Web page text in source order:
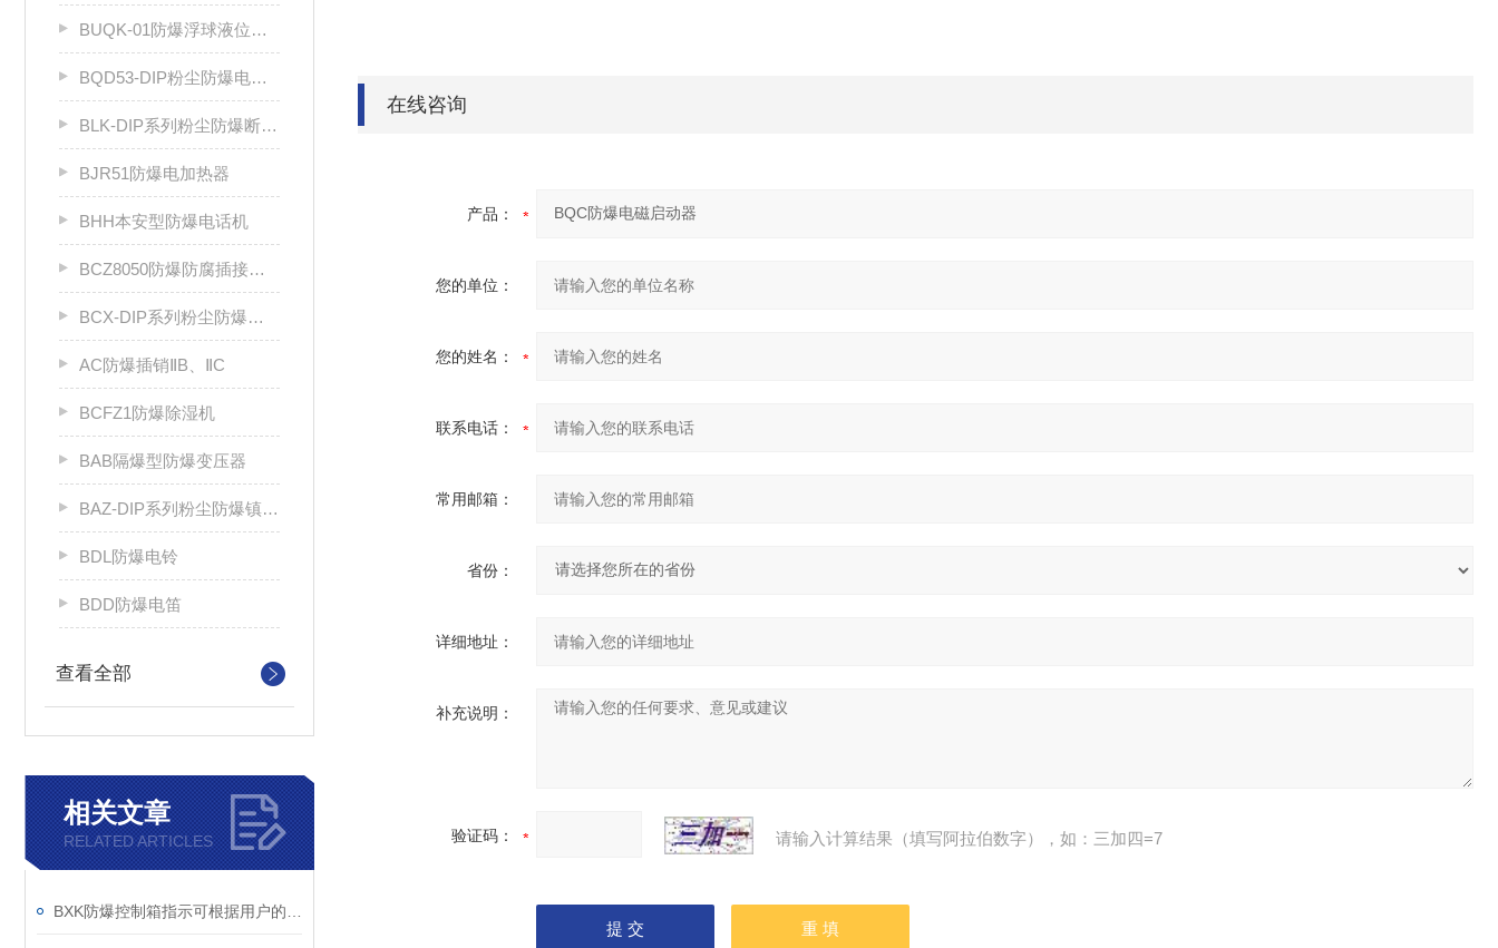
BUQK-01防爆浮球液位控制器
BQD53-DIP粉尘防爆电磁起动器
BLK-DIP系列粉尘防爆断路器
BJR51防爆电加热器
BHH本安型防爆电话机
BCZ8050防爆防腐插接装置（Ⅱ C）
BCX-DIP系列粉尘防爆插销
AC防爆插销ⅡB、ⅡC
BCFZ1防爆除湿机
BAB隔爆型防爆变压器
BAZ-DIP系列粉尘防爆镇流器DIP A20
BDL防爆电铃
BDD防爆电笛
查看全部
相关文章
RELATED ARTICLES
在线咨询
产品：
您的单位：
您的姓名：
联系电话：
常用邮箱：
省份：
详细地址：
补充说明：
验证码： 请输入计算结果（填写阿拉伯数字），如：三加四=7